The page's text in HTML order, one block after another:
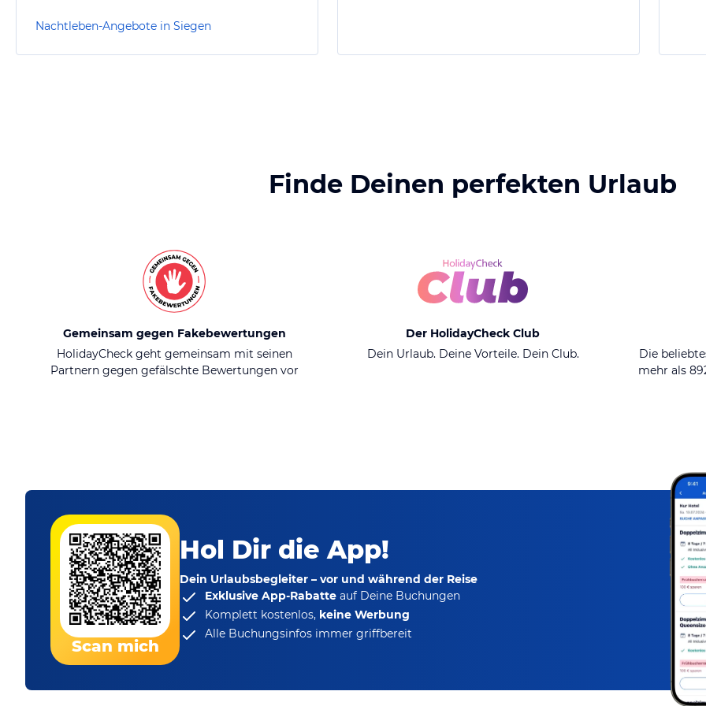
Nachtleben-Angebote in Siegen
Finde Deinen perfekten Urlaub
Gemeinsam gegen Fakebewertungen
HolidayCheck geht gemeinsam mit seinen
Partnern gegen gefälschte Bewertungen vor
Der HolidayCheck Club
Dein Urlaub. Deine Vorteile. Dein Club.
Die
mehr als
Scan mich
Hol Dir die App!
Dein Urlaubsbegleiter – vor und während der Reise
Exklusive App-Rabatte auf Deine Buchungen
Komplett kostenlos, keine Werbung
Alle Buchungsinfos immer griffbereit